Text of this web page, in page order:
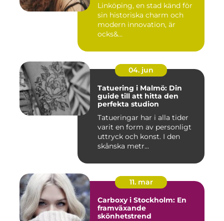
Linköping, en stad känd för
sin historiska charm och
modern innovation, är
ocks&...
04. jun
Tatuering i Malmö: Din
guide till att hitta den
perfekta studion
Tatueringar har i alla tider
varit en form av personligt
uttryck och konst. I den
skånska metr...
11. mar
Carboxy i Stockholm: En
framväxande
skönhetstrend